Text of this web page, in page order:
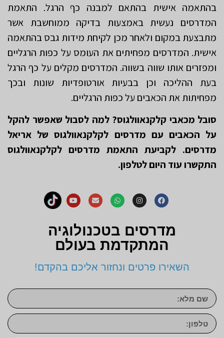
בהתאמה אישית בהתאם למבנה כף הרגל. התאמת
המדרסים נעשית באמצעות בדיקה ממוחשבת אשר
מתבצעת במקום ולאחר מכן לקיחת מידות גבס בהתאמה
אישית. המדרסים מפחיתים את העומס על כפות הרגליים
ומפזרים אותו שווה בשווה. המדרסים מקלים על כף הרגל
בעת ההליכה וכן בבעיות אורטופדיות שונות ובכך
מפחיתות את הכאבים על כפות הרגליים.
סובל מכאבי קלקנאוולגוס? למה לסבול שאפשר להקל
על הכאבים עם מדרסים לקלקנאוולגוס של אריאל
מדרסים. לקביעת התאמת מדרסים לקלקנאוולגוס
התקשרו עוד היום לטלפון.
מדרסים בטכנולוגיה
המתקדמת בעולם
השאירו פרטים ונחזור אליכם בהקדם!